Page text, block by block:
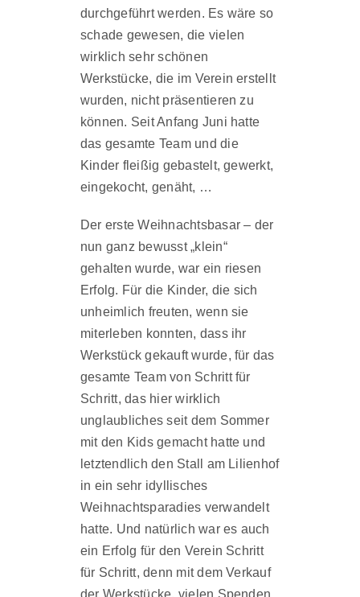
durchgeführt werden. Es wäre so
schade gewesen, die vielen
wirklich sehr schönen
Werkstücke, die im Verein erstellt
wurden, nicht präsentieren zu
können. Seit Anfang Juni hatte
das gesamte Team und die
Kinder fleißig gebastelt, gewerkt,
eingekocht, genäht, …
Der erste Weihnachtsbasar – der
nun ganz bewusst „klein“
gehalten wurde, war ein riesen
Erfolg. Für die Kinder, die sich
unheimlich freuten, wenn sie
miterleben konnten, dass ihr
Werkstück gekauft wurde, für das
gesamte Team von Schritt für
Schritt, das hier wirklich
unglaubliches seit dem Sommer
mit den Kids gemacht hatte und
letztendlich den Stall am Lilienhof
in ein sehr idyllisches
Weihnachtsparadies verwandelt
hatte. Und natürlich war es auch
ein Erfolg für den Verein Schritt
für Schritt, denn mit dem Verkauf